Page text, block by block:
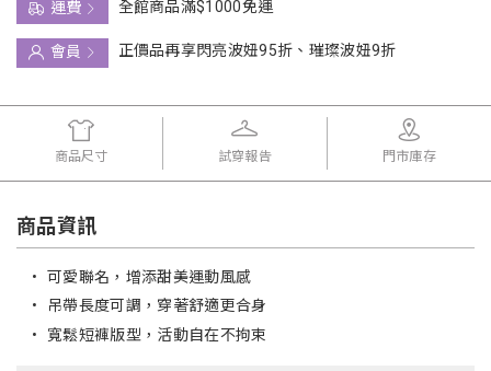
運費
全館商品滿$1000免運
會員
正價品再享閃亮波妞95折、璀璨波妞9折
商品尺寸 試穿報告 門市庫存
商品資訊
• 可愛聯名，增添甜美運動風感
• 吊帶長度可調，穿著舒適更合身
• 寬鬆短褲版型，活動自在不拘束